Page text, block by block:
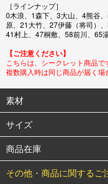
［ラインナップ］
0木浪、1森下、3大山、4熊谷
原、21大竹、27伊藤（将司）
41村上、47桐敷、58前川、65
【ご注意ください】
こちらは、シークレット商品で
複数購入時は同じ商品が届く場
素材
サイズ
商品在庫
その他・商品に関するご